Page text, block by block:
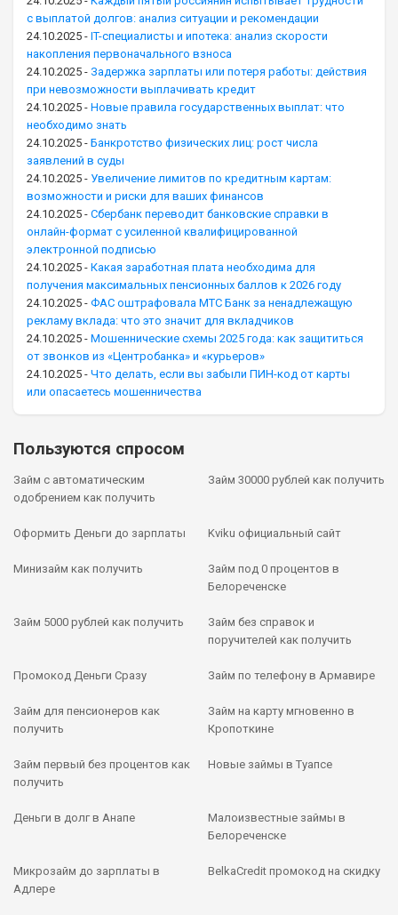
с выплатой долгов: анализ ситуации и рекомендации
24.10.2025 - IT-специалисты и ипотека: анализ скорости
накопления первоначального взноса
24.10.2025 - Задержка зарплаты или потеря работы: действия
при невозможности выплачивать кредит
24.10.2025 - Новые правила государственных выплат: что
необходимо знать
24.10.2025 - Банкротство физических лиц: рост числа
заявлений в суды
24.10.2025 - Увеличение лимитов по кредитным картам:
возможности и риски для ваших финансов
24.10.2025 - Сбербанк переводит банковские справки в
онлайн-формат с усиленной квалифицированной
электронной подписью
24.10.2025 - Какая заработная плата необходима для
получения максимальных пенсионных баллов к 2026 году
24.10.2025 - ФАС оштрафовала МТС Банк за ненадлежащую
рекламу вклада: что это значит для вкладчиков
24.10.2025 - Мошеннические схемы 2025 года: как защититься
от звонков из «Центробанка» и «курьеров»
24.10.2025 - Что делать, если вы забыли ПИН-код от карты
или опасаетесь мошенничества
Пользуются спросом
Займ с автоматическим
одобрением как получить
Займ 30000 рублей как получить
Оформить Деньги до зарплаты Kviku официальный сайт
Минизайм как получить
Займ под 0 процентов в
Белореченске
Займ 5000 рублей как получить
Займ без справок и
поручителей как получить
Промокод Деньги Сразу Займ по телефону в Армавире
Займ для пенсионеров как
получить
Займ на карту мгновенно в
Кропоткине
Займ первый без процентов как
получить
Новые займы в Туапсе
Деньги в долг в Анапе
Малоизвестные займы в
Белореченске
Микрозайм до зарплаты в
Адлере
BelkaCredit промокод на скидку